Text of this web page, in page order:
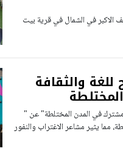
في الشمال في قرية بيت
والثقافة
في المدن المختلطة" عن "
مما يثير مشاعر الاغتراب والنفور